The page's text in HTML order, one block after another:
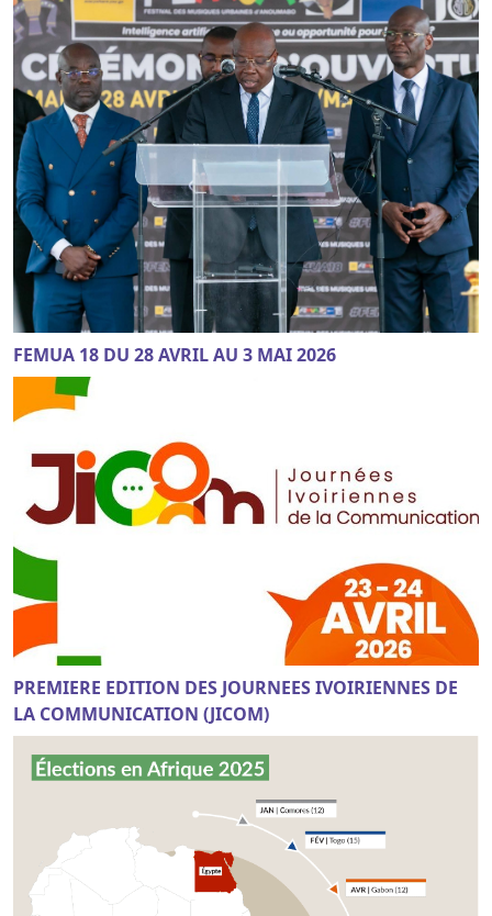
FEMUA 18 DU 28 AVRIL AU 3 MAI 2026
PREMIERE EDITION DES JOURNEES IVOIRIENNES DE
LA COMMUNICATION (JICOM)